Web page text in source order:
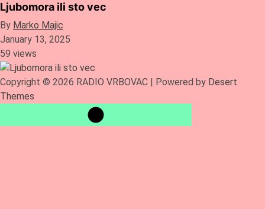
Ljubomora ili sto vec
By Marko Majic
January 13, 2025
59 views
Copyright © 2026 RADIO VRBOVAC | Powered by Desert
Themes